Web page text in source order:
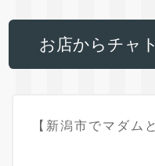
お店からチャ
【新潟市でマダム